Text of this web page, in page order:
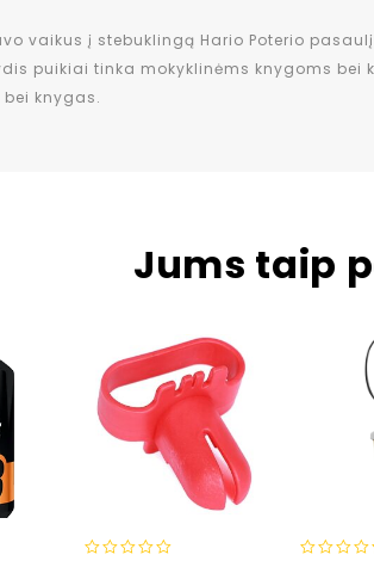
vaikus į stebuklingą Hario Poterio
puikiai tinka mokyklinėms knygoms
knygas.
Jums taip